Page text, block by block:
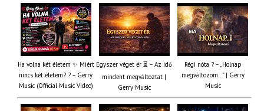
Ha volna két életem ✨ Miért
nincs két életem? ? – Gerry
Music (Official Music Video)
Egyszer véget ér ⏳ – Az idő
mindent megváltoztat |
Gerry Music
Régi nóta ? – „Holnap
megváltozom…” | Gerry
Music